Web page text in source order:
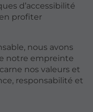
d’accessibilité
profiter
nous avons
notre empreinte
nos valeurs et
responsabilité et